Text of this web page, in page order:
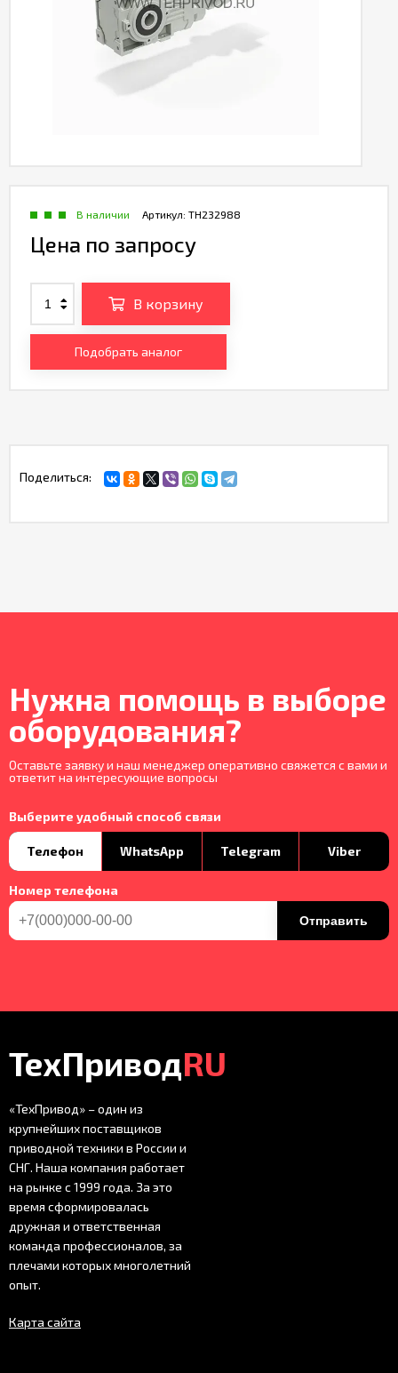
Артикул: TH232988
В наличии
Цена по запросу
В корзину
Подобрать аналог
Поделиться:
Нужна помощь в выборе
оборудования?
Оставьте заявку и наш менеджер оперативно свяжется с вами и
ответит на интересующие вопросы
Выберите удобный способ связи
Телефон WhatsApp Telegram Viber
Номер телефона
Отправить
ТехПриводRU
«ТехПривод» – один из
крупнейших поставщиков
приводной техники в России и
СНГ. Наша компания работает
на рынке с 1999 года. За это
время сформировалась
дружная и ответственная
команда профессионалов, за
плечами которых многолетний
опыт.
Карта сайта